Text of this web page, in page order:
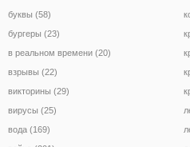
буквы (58)
бургеры (23)
в реальном времени (20)
взрывы (22)
викторины (29)
вирусы (25)
вода (169)